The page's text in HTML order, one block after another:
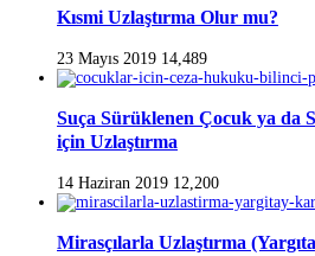
Kısmi Uzlaştırma Olur mu?
23 Mayıs 2019 14,489
Suça Sürüklenen Çocuk ya da
için Uzlaştırma
14 Haziran 2019 12,200
Mirasçılarla Uzlaştırma